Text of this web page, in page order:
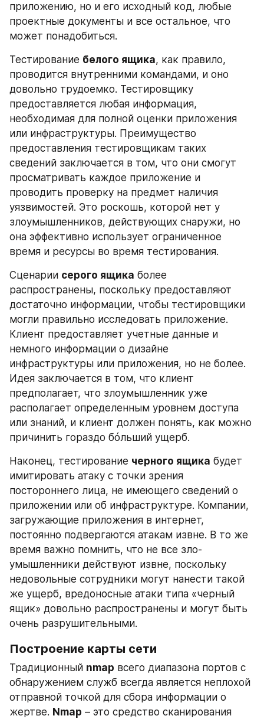
приложению, но и его исходный код, любые
проектные документы и все остальное, что
может понадобиться.
Тестирование белого ящика, как правило,
проводится внутренними командами, и оно
довольно трудоемко. Тестировщику
предоставляется любая информация,
необходимая для полной оценки приложения
или инфраструктуры. Преимущество
предоставления тестировщикам таких
сведений заключается в том, что они смогут
просматривать каждое приложение и
проводить проверку на предмет наличия
уязвимостей. Это роскошь, которой нет у
злоумышленников, действующих снаружи, но
она эффективно использует ограниченное
время и ресурсы во время тестирования.
Сценарии серого ящика более
распространены, поскольку предоставляют
достаточно информации, чтобы тестировщики
могли правильно исследовать приложение.
Клиент предоставляет учетные данные и
немного информации о дизайне
инфраструктуры или приложения, но не более.
Идея заключается в том, что клиент
предполагает, что злоумышленник уже
располагает определенным уровнем доступа
или знаний, и клиент должен понять, как можно
причинить гораздо бóльший ущерб.
Наконец, тестирование черного ящика будет
имитировать атаку с точки зрения
постороннего лица, не имеющего сведений о
приложении или об инфра­структуре. Компании,
загружающие приложения в интернет,
постоянно подвергаются атакам извне. В то же
время важно помнить, что не все зло­
умышленники действуют извне, поскольку
недовольные сотрудники могут нанести такой
же ущерб, вредоносные атаки типа «черный
ящик» довольно распространены и могут быть
очень разрушительными.
Построение карты сети
Традиционный nmap всего диапазона портов с
обнаружением служб всегда является неплохой
отправной точкой для сбора информации о
жертве. Nmap – это средство сканирования